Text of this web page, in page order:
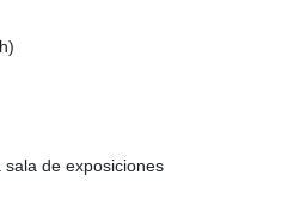
sala de exposiciones